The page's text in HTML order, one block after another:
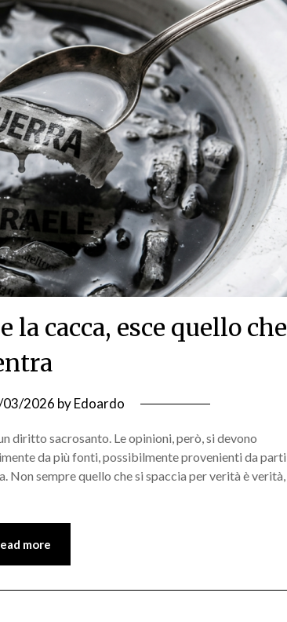
cacca, esce quello che
03/2026 byEdoardo
diritto sacrosanto. Le opinioni, però, si devono
da più fonti, possibilmente provenienti da parti
Non sempre quello che si spaccia per verità è verità,
more